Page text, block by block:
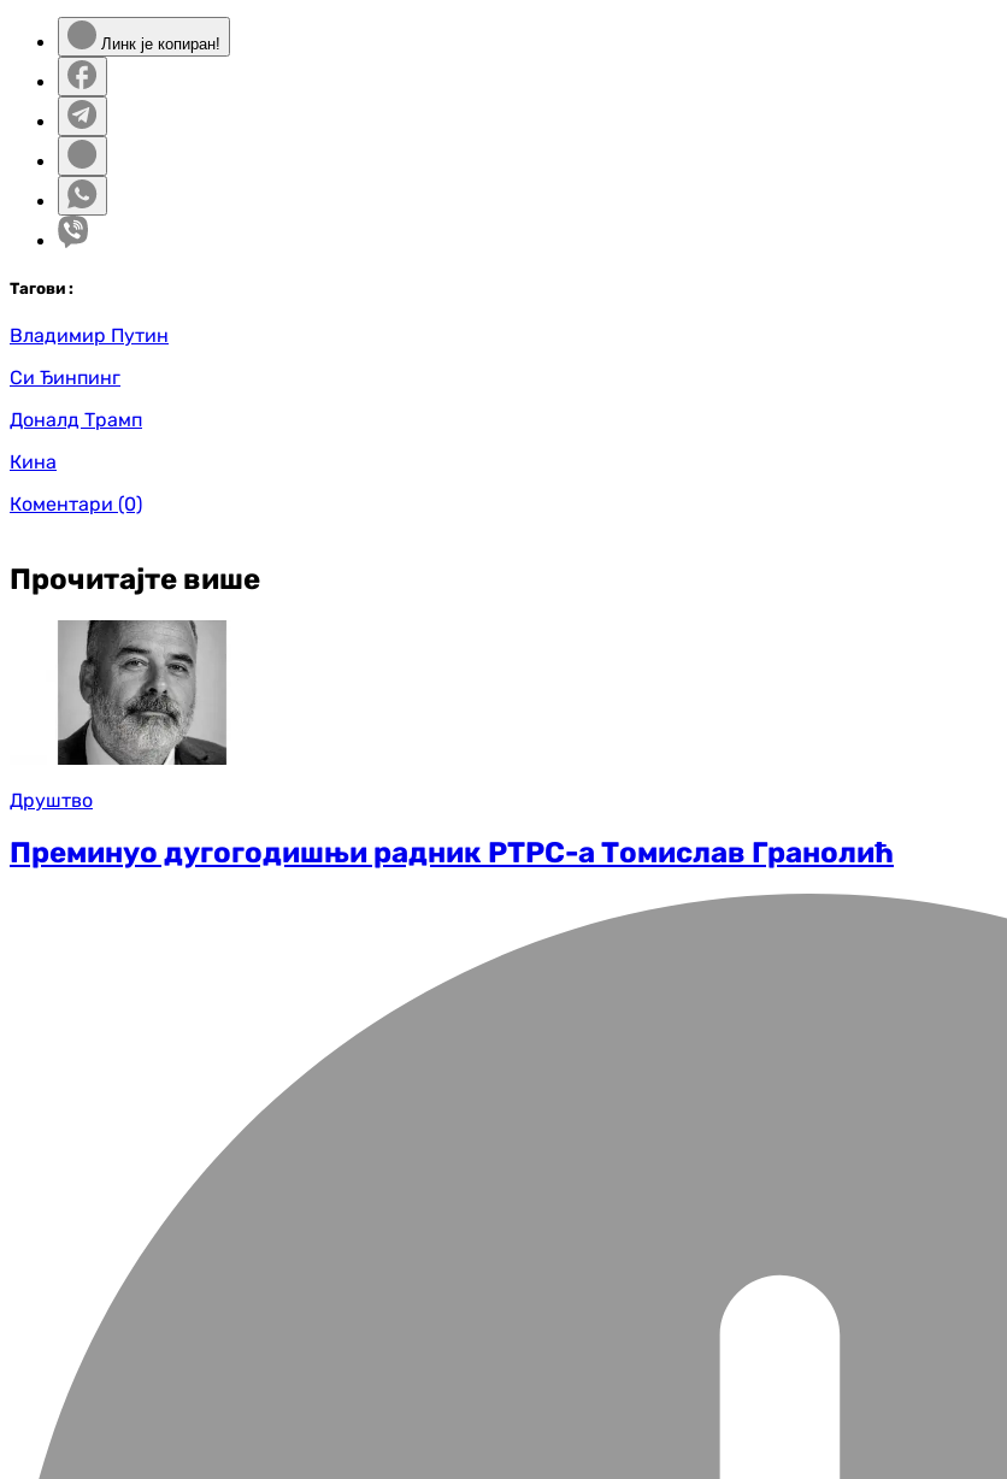
Линк је копиран!
Тагови :
Владимир Путин
Си Ђинпинг
Доналд Трамп
Кина
Коментари (0)
Прочитајте више
Друштво
Преминуо дугогодишњи радник РТРС-а Томислав Гранолић